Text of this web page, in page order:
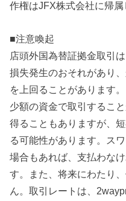
作権はJFX株式会社に帰属
■注意喚起
店頭外国為替証拠金取引
損失発生のおそれがあり
を上回ることがあります
少額の資金で取引するこ
得ることもありますが、
る可能性があります。ス
場合もあれば、支払わな
す。また、将来にわたり
ん。取引レートは、